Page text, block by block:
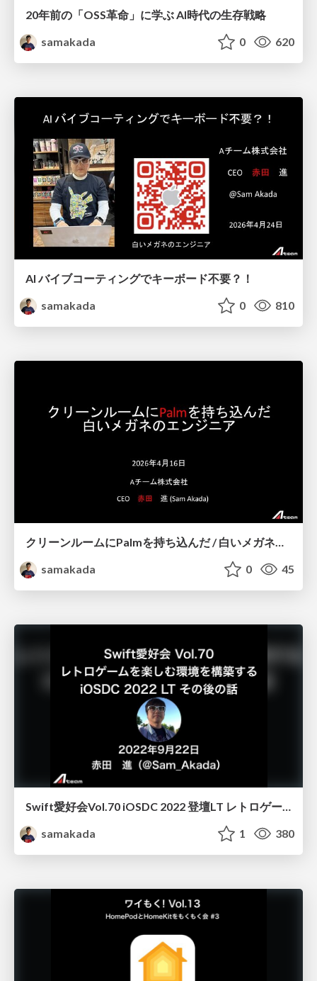
20年前の「OSS革命」に学ぶ AI時代の生存戦略
samakada
0 620
AI バイブコーティングでキーボード不要？！
samakada
0 810
クリーンルームにPalmを持ち込んだ / 白いメガネのエンジニア
samakada
0 45
Swift愛好会Vol.70 iOSDC 2022 登壇LT レトロゲームのその後の話
samakada
1 380